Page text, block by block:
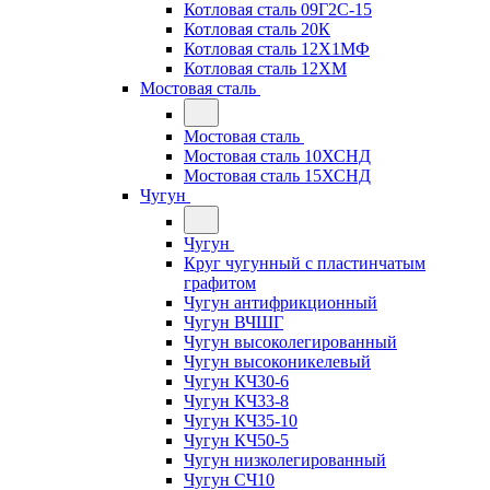
Котловая сталь 09Г2С-15
Котловая сталь 20К
Котловая сталь 12Х1МФ
Котловая сталь 12ХМ
Мостовая сталь
Мостовая сталь
Мостовая сталь 10ХСНД
Мостовая сталь 15ХСНД
Чугун
Чугун
Круг чугунный с пластинчатым
графитом
Чугун антифрикционный
Чугун ВЧШГ
Чугун высоколегированный
Чугун высоконикелевый
Чугун КЧ30-6
Чугун КЧ33-8
Чугун КЧ35-10
Чугун КЧ50-5
Чугун низколегированный
Чугун СЧ10